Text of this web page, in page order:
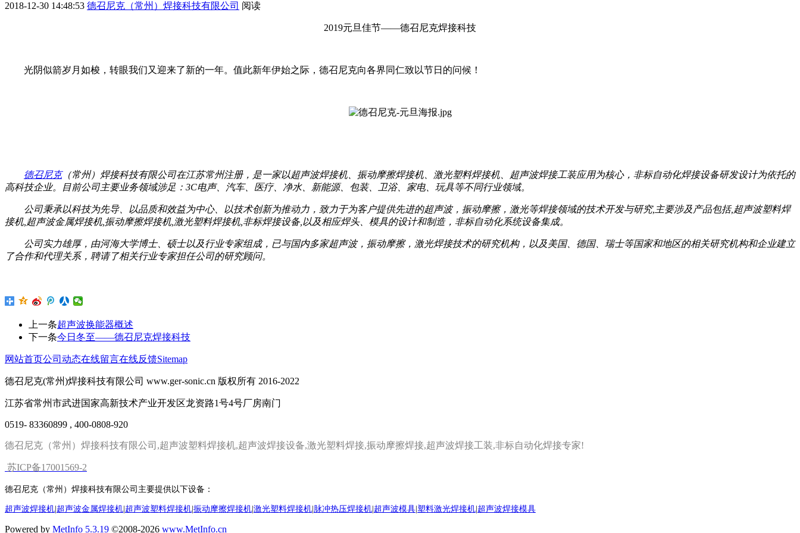
2018-12-30 14:48:53 德召尼克（常州）焊接科技有限公司 阅读
2019元旦佳节——德召尼克焊接科技
光阴似箭岁月如梭，转眼我们又迎来了新的一年。值此新年伊始之际，德召尼克向各界同仁致以节日的问候！
德召尼克（常州）焊接科技有限公司在江苏常州注册，是一家以超声波焊接机、振动摩擦焊接机、激光塑料焊接机、超声波焊接工装应用为核心，非标自动化焊接设备研发设计为依托的
高科技企业。目前公司主要业务领域涉足：3C电声、汽车、医疗、净水、新能源、包装、卫浴、家电、玩具等不同行业领域。
公司秉承以科技为先导、以品质和效益为中心、以技术创新为推动力，致力于为客户提供先进的超声波，振动摩擦，激光等焊接领域的技术开发与研究,主要涉及产品包括,超声波塑料焊
接机,超声波金属焊接机,振动摩擦焊接机,激光塑料焊接机,非标焊接设备,以及相应焊头、模具的设计和制造，非标自动化系统设备集成。
公司实力雄厚，由河海大学博士、硕士以及行业专家组成，已与国内多家超声波，振动摩擦，激光焊接技术的研究机构，以及美国、德国、瑞士等国家和地区的相关研究机构和企业建立
了合作和代理关系，聘请了相关行业专家担任公司的研究顾问。
上一条超声波换能器概述
下一条今日冬至——德召尼克焊接科技
网站首页公司动态在线留言在线反馈Sitemap
德召尼克(常州)焊接科技有限公司 www.ger-sonic.cn 版权所有 2016-2022
江苏省常州市武进国家高新技术产业开发区龙资路1号4号厂房南门
0519- 83360899 , 400-0808-920
德召尼克（常州）焊接科技有限公司,超声波塑料焊接机,超声波焊接设备,激光塑料焊接,振动摩擦焊接,超声波焊接工装,非标自动化焊接专家!
苏ICP备17001569-2
德召尼克（常州）焊接科技有限公司主要提供以下设备 ：
超声波焊接机|超声波金属焊接机|超声波塑料焊接机|振动摩擦焊接机|激光塑料焊接机|脉冲热压焊接机|超声波模具|塑料激光焊接机|超声波焊接模具
Powered by MetInfo 5.3.19 ©2008-2026 www.MetInfo.cn